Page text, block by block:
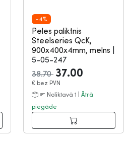
-4%
Peles paliktnis
Steelseries QcK,
900x400x4mm, melns
5-05-247
38.70 37.00
€ bez PVN
Noliktavā 1 | Ātrā
piegāde